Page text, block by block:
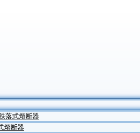
落式熔断器
熔断器